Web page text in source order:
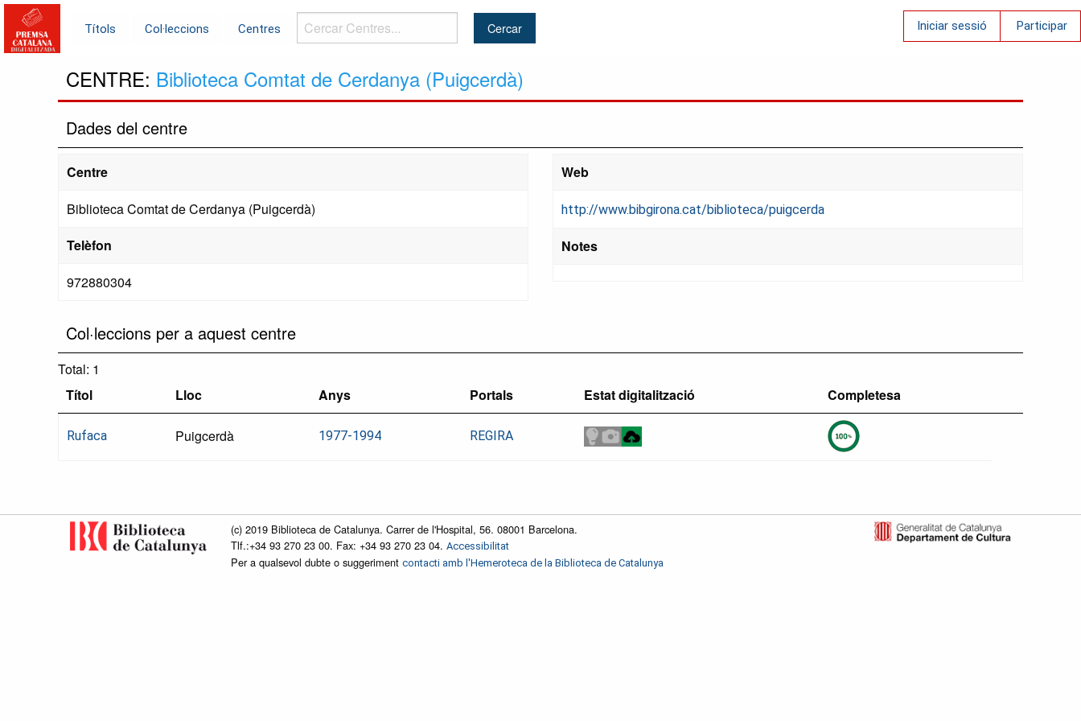
Títols Col·leccions Centres
Cercar
Centres...
Iniciar sessió Participar
CENTRE: Biblioteca Comtat de Cerdanya (Puigcerdà)
Dades del centre
Centre
Biblioteca Comtat de Cerdanya (Puigcerdà)
Telèfon
972880304
Web
http://www.bibgirona.cat/biblioteca/puigcerda
Notes
Col·leccions per a aquest centre
Total: 1
Títol
Lloc Anys Portals Estat digitalització Completesa
Rufaca Puigcerdà 1977-1994 REGIRA
(c) 2019 Biblioteca de Catalunya. Carrer de l'Hospital, 56. 08001 Barcelona.
Tlf.:+34 93 270 23 00. Fax: +34 93 270 23 04. Accessibilitat
Per a qualsevol dubte o suggeriment contacti amb l'Hemeroteca de la Biblioteca de Catalunya